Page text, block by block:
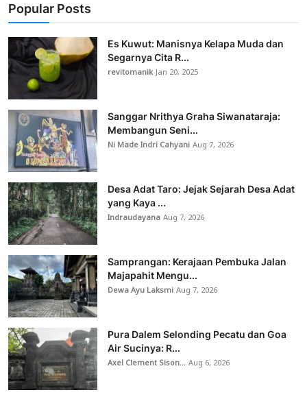
Popular Posts
Es Kuwut: Manisnya Kelapa Muda dan
Segarnya Cita R...
revitomanikJan 20, 2025
Sanggar Nrithya Graha Siwanataraja:
Membangun Seni...
Ni Made Indri CahyaniAug 7, 2026
Desa Adat Taro: Jejak Sejarah Desa Adat
yang Kaya ...
IndraudayanaAug 7, 2026
Samprangan: Kerajaan Pembuka Jalan
Majapahit Mengu...
Dewa Ayu LaksmiAug 7, 2026
Pura Dalem Selonding Pecatu dan Goa
Air Sucinya: R...
Axel Clement Sison...Aug 6, 2026